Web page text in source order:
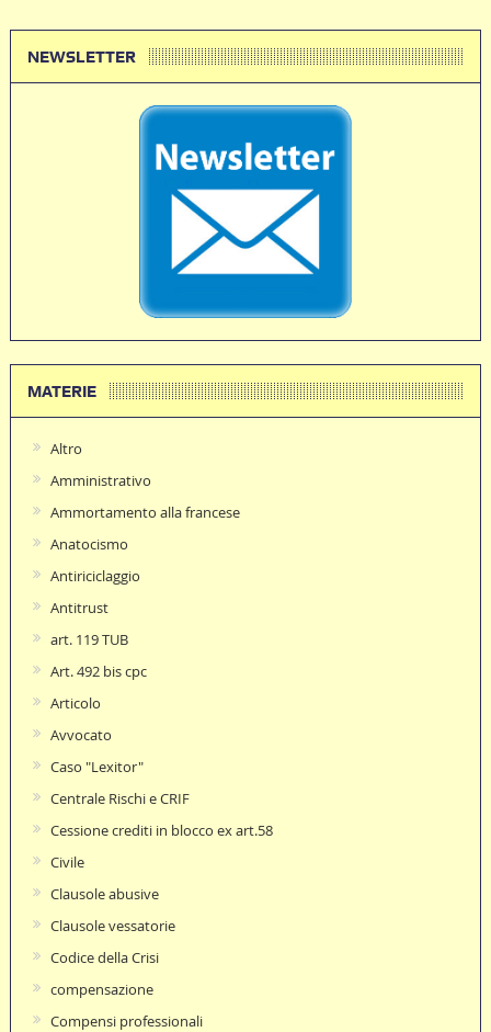
NEWSLETTER
MATERIE
Altro
Amministrativo
Ammortamento alla francese
Anatocismo
Antiriciclaggio
Antitrust
art. 119 TUB
Art. 492 bis cpc
Articolo
Avvocato
Caso "Lexitor"
Centrale Rischi e CRIF
Cessione crediti in blocco ex art.58
Civile
Clausole abusive
Clausole vessatorie
Codice della Crisi
compensazione
Compensi professionali